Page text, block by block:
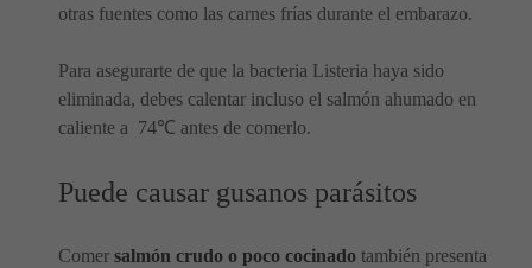
otras fuentes como las carnes frías durante el embarazo.
Para asegurarte de que la bacteria Listeria haya sido
eliminada, debes calentar incluso el salmón ahumado en
caliente a 74℃ antes de comerlo.
Puede causar gusanos parásitos
Comer salmón crudo o poco cocinado también presenta